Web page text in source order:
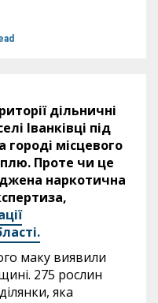
дільничні
Іванківці під
городі місцевого
Проте чи це
наркотична
маку виявили
275 рослин
яка